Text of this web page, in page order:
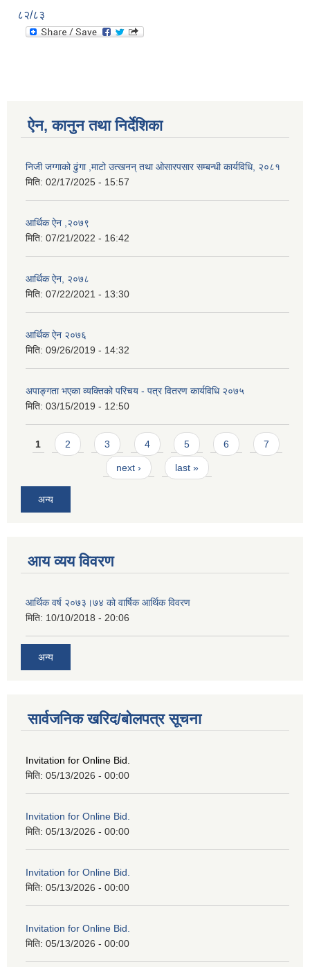
८२/८३
ऐन, कानुन तथा निर्देशिका
निजी जग्गाको ढुंगा ,माटो उत्खनन् तथा ओसारपसार सम्बन्धी कार्यविधि, २०८१
मिति: 02/17/2025 - 15:57
आर्थिक ऐन ,२०७९
मिति: 07/21/2022 - 16:42
आर्थिक ऐन, २०७८
मिति: 07/22/2021 - 13:30
आर्थिक ऐन २०७६
मिति: 09/26/2019 - 14:32
अपाङ्गता भएका व्यक्तिको परिचय - पत्र वितरण कार्यविधि २०७५
मिति: 03/15/2019 - 12:50
Pages
1 2 3 4 5 6 7
next › last »
अन्य
आय व्यय विवरण
आर्थिक वर्ष २०७३।७४ को वार्षिक आर्थिक विवरण
मिति: 10/10/2018 - 20:06
अन्य
सार्वजनिक खरिद/बोलपत्र सूचना
Invitation for Online Bid.
मिति: 05/13/2026 - 00:00
Invitation for Online Bid.
मिति: 05/13/2026 - 00:00
Invitation for Online Bid.
मिति: 05/13/2026 - 00:00
Invitation for Online Bid.
मिति: 05/13/2026 - 00:00